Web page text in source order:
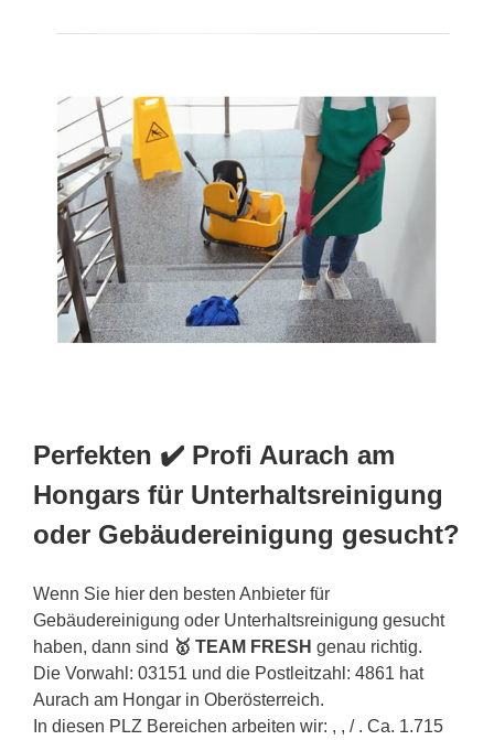
Perfekten ✔️ Profi Aurach am
Hongars für Unterhaltsreinigung
oder Gebäudereinigung gesucht?
Wenn Sie hier den besten Anbieter für
Gebäudereinigung oder Unterhaltsreinigung gesucht
haben, dann sind 🥇 TEAM FRESH genau richtig.
Die Vorwahl: 03151 und die Postleitzahl: 4861 hat
Aurach am Hongar in Oberösterreich.
In diesen PLZ Bereichen arbeiten wir: , , / . Ca. 1.715